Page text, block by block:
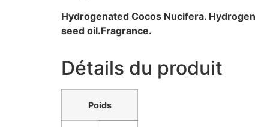
Hydrogenated Cocos Nucifera.
seed oil.Fragrance.
Détails du produit
Poids